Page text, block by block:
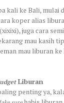
kali ke Bali, mulai
koper alias
juga cara
mau kasih
mau liburan
Liburan
penting ya,